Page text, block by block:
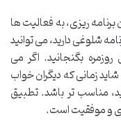
برنامه ریزی، به فعالیت ها
شلوغی دارید، می توانید
بگنجانید. اگر می
زمانی که دیگران خواب
مناسب تر باشد. تطبیق
و موفقیت است.